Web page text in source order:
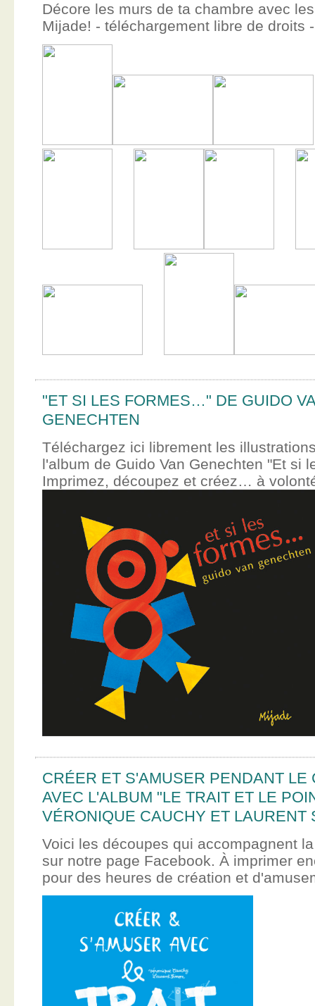
Décore les murs de ta chambre avec
Mijade! - téléchargement libre de droits -
"ET SI LES FORMES…" DE GUIDO
GENECHTEN
Téléchargez ici librement les
l'album de Guido Van Genechten "Et si
Imprimez, découpez et créez… à
CRÉER ET S'AMUSER PENDANT LE
AVEC L'ALBUM "LE TRAIT ET LE
VÉRONIQUE CAUCHY ET LAURENT
Voici les découpes qui accompagnent
sur notre page Facebook. À imprimer
pour des heures de création et